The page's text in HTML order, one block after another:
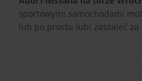
sportowymi samochodami
lub po prostu lubi zaszaleć za